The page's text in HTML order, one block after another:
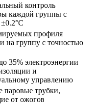
контроль
каждой группы с
профиля
на группу с точностью
35% электроэнергии
и
управлению
паровые трубки,
от ожогов